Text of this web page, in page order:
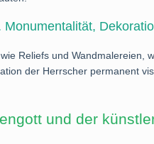
Reliefs und
der Herrscher permanent
und der